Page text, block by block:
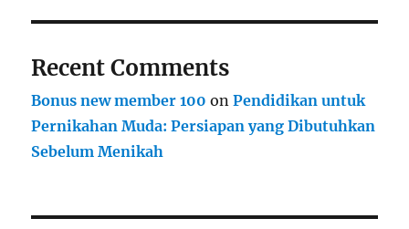
Recent Comments
Bonus new member 100 onPendidikan untuk
Pernikahan Muda: Persiapan yang Dibutuhkan
Sebelum Menikah